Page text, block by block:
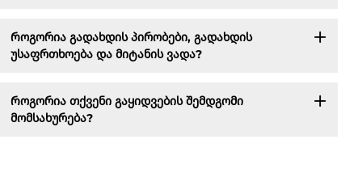
Როგორია გადახდის პირობები, გადახდის
უსაფრთხოება და მიტანის ვადა?
Როგორია თქვენი გაყიდვების შემდგომი
მომსახურება?